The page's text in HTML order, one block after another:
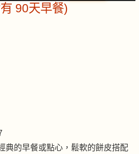
90天早餐)
典的早餐或點心，鬆軟的餅皮搭配